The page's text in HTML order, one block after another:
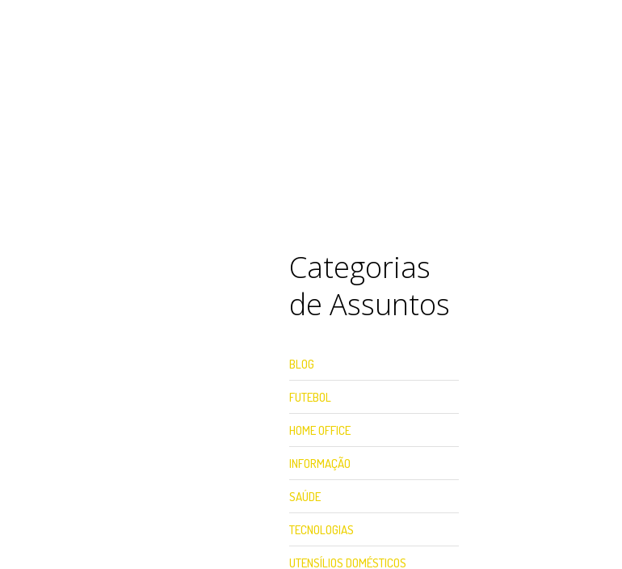
Categorias
de Assuntos
BLOG
FUTEBOL
HOME OFFICE
INFORMAÇÃO
SAÚDE
TECNOLOGIAS
UTENSÍLIOS DOMÉSTICOS